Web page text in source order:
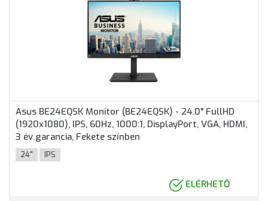
Asus BE24EQSK Monitor (BE24EQSK) - 24.0" FullHD
(1920x1080), IPS, 60Hz, 1000:1, DisplayPort, VGA, HDMI,
3 év garancia, Fekete színben
24" IPS
ELÉRHETŐ